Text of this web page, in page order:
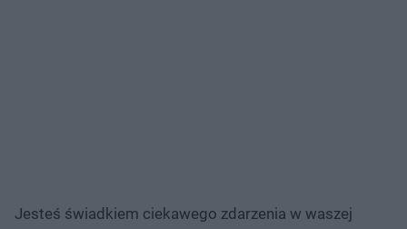
Jesteś świadkiem ciekawego zdarzenia w waszej